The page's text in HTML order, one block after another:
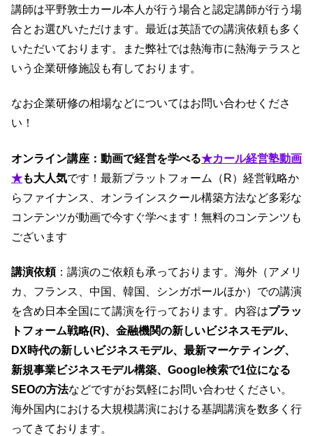
講師は平野敦士カール本人が行う場合と認定講師が行う場
合とお選びいただけます。最近は英語での講演依頼も多く
いただいております。また弊社では熱海市に熱海テラスと
いう企業研修施設も有しております。
なお企業研修の相場などについてはお問い合わせくださ
い！
オンライン講座： 動画で経営を学べる★カール経営塾動画
★も大人気です！最新プラットフォーム（R）経営戦略か
らファイナンス、オンラインスクール構築方法など多彩な
コンテンツが動画で今すぐ学べます！無料のコンテンツも
ございます
講演依頼：講演のご依頼も承っております。海外（アメリ
カ、フランス、中国、韓国、シンガポールほか）での講演
を含め日本全国にて講演を行っております。内容はプラッ
トフォーム戦略(R)、金融機関の新しいビジネスモデル、
DX時代の新しいビジネスモデル、最新マーケティング、
新規事業ビジネスモデル構築、Google検索で1位になる
SEOの方法などですがお気軽にお問い合わせください。
海外国内における大規模講演における基調講演を数多く行
ってきております。